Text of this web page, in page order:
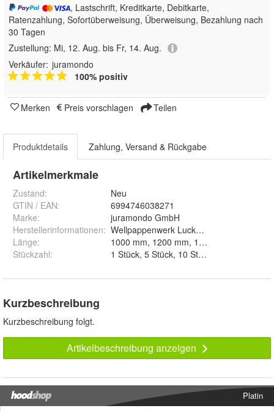
, Lastschrift, Kreditkarte, Debitkarte,
Ratenzahlung, Sofortüberweisung, Überweisung, Bezahlung nach
30 Tagen
Zustellung: Mi, 12. Aug. bis Fr, 14. Aug.
Verkäufer: juramondo
100% positiv
Merken Preis vorschlagen Teilen
Produktdetails Zahlung, Versand & Rückgabe
Artikelmerkmale
Zustand:
Neu
GTIN / EAN:
6994746038271
Marke:
juramondo GmbH
Herstellerinformationen: Wellpappenwerk Lucka KG,
Länge:
Stückzahl:
Kurzbeschreibung
Kurzbeschreibung folgt.
Artikelbeschreibung anzeigen
Platin